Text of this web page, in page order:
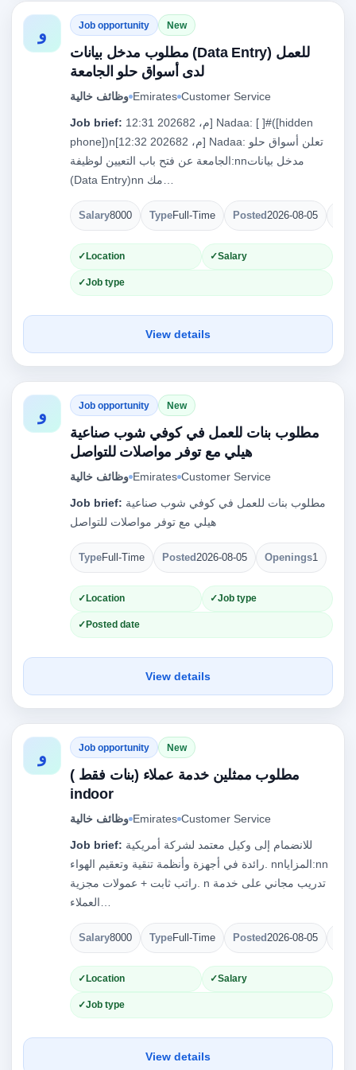
و Job opportunity New
مطلوب مدخل بيانات (Data Entry) للعمل
لدى أسواق حلو الجامعة
وظائف خالية Emirates Customer Service
Job brief: 12:31 م، 202682] Nadaa: [ ]#([hidden
phone])n[12:32 م، 202682] Nadaa: تعلن أسواق حلو
الجامعة عن فتح باب التعيين لوظيفة:nnمدخل بيانات
Salary8000 TypeFull-Time Posted2026-08-05
Location Salary
Job type
View details
و Job opportunity New
مطلوب بنات للعمل في كوفي شوب صناعية
هيلي مع توفر مواصلات للتواصل
وظائف خالية Emirates Customer Service
Job brief:
هيلي مع توفر مواصلات للتواصل
TypeFull-Time Posted2026-08-05 Openings1
Location Job type
Posted date
View details
و Job opportunity New
مطلوب ممثلين خدمة عملاء (بنات فقط )
indoor
وظائف خالية Emirates Customer Service
Job brief:
رائدة في أجهزة وأنظمة تنقية وتعقيم الهواء. nnالمزايا:nn
راتب ثابت + عمولات مجزية. n تدريب مجاني على خدمة
Salary8000 TypeFull-Time Posted2026-08-05
Location Salary
Job type
View details